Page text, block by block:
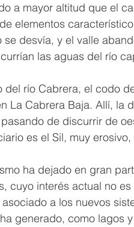
a mayor altitud que el
elementos
se desvía, y el valle
las aguas del río
del río Cabrera, el codo
La Cabrera Baja. Allí, la
de discurrir de
es el Sil, muy
ha dejado en gran
cuyo interés actual no
a los nuevos
generado, como lagos